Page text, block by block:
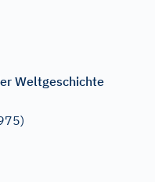
Weltgeschichte